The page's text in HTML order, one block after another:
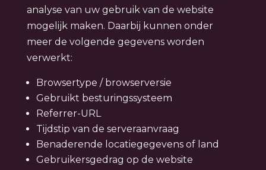
analyse van uw gebruik van de website
mogelijk maken. Daarbij kunnen onder
meer de volgende gegevens worden
verwerkt:
Browsertype / browserversie
Gebruikt besturingssysteem
Referrer-URL
Tijdstip van de serveraanvraag
Benaderende locatiegegevens of land
Gebruikersgedrag op de website